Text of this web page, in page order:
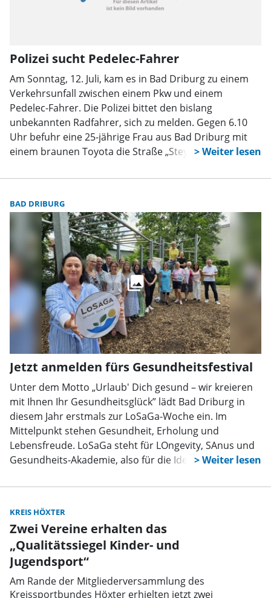
Polizei sucht Pedelec-Fahrer
Am Sonntag, 12. Juli, kam es in Bad Driburg zu einem
Verkehrsunfall zwischen einem Pkw und einem
Pedelec-Fahrer. Die Polizei bittet den bislang
unbekannten Radfahrer, sich zu melden. Gegen 6.10
Uhr befuhr eine 25-jährige Frau aus Bad Driburg mit
einem braunen Toyota die Straße „Steyler Hof” in
beabsichtigte sie, nach links auf die Dringenberger
links ein bislang unbekannter Mann auf einem
dunkelroten Pedelec. Im Einmündungsbereich kam es
zum Zusammenstoß, wodurch der Radfahrer zu Boden
stürzte. Nach ersten Erkenntnissen erkundigte sich die
Autofahrerin unmittelbar nach dem
Gesundheitszustand des Mannes. Dieser gab an,
unverletzt zu sein, und setzte seine Fahrt anschließend
fort. Am Toyota entstand geringer Sachschaden.
BAD DRIBURG
Jetzt anmelden fürs Gesundheitsfestival
Unter dem Motto „Urlaub' Dich gesund – wir kreieren
mit Ihnen Ihr Gesundheitsglück” lädt Bad Driburg in
diesem Jahr erstmals zur LoSaGa-Woche ein. Im
Mittelpunkt stehen Gesundheit, Erholung und
Lebensfreude. LoSaGa steht für LOngevity, SAnus und
Gesundheits-Akademie, also für die Idee, länger
KREIS HÖXTER
Zwei Vereine erhalten das
„Qualitätssiegel Kinder- und
Jugendsport“
Am Rande der Mitgliederversammlung des
Kreissportbundes Höxter erhielten jetzt zwei